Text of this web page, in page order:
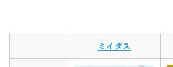
ミイダス